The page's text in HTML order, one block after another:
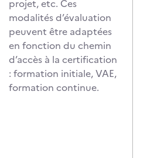
projet, etc. Ces
modalités d’évaluation
peuvent être adaptées
en fonction du chemin
d’accès à la certification
: formation initiale, VAE,
formation continue.